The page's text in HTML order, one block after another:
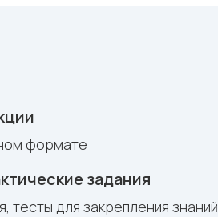
задания
формате
тесты для закрепления знаний